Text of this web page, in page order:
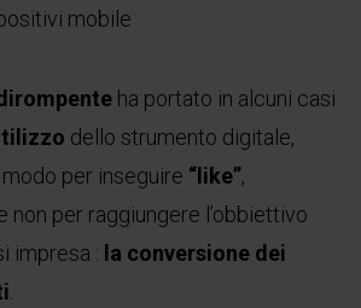
mobile
ha portato in alcuni casi
dello strumento digitale,
per inseguire “like”,
non per raggiungere l’obbiettivo
impresa : la conversione dei